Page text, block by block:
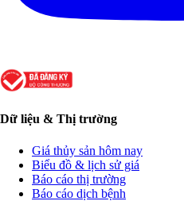
Dữ liệu & Thị trường
Giá thủy sản hôm nay
Biểu đồ & lịch sử giá
Báo cáo thị trường
Báo cáo dịch bệnh